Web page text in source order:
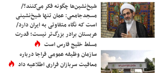
شیخ‌نشین‌ها چگونه فکر می‌کنند؟/
مسجدجامعی: عمان تنها شیخ‌نشینی
است که نگاه متفاوتی به ایران دارد/
عربستان برادر بزرگ‌تر نیست؛ قدرت
مسلط خلیج فارس است
سازمان وظیفه عمومی فراجا درباره
معافیت سربازان فراری اطلاعیه داد